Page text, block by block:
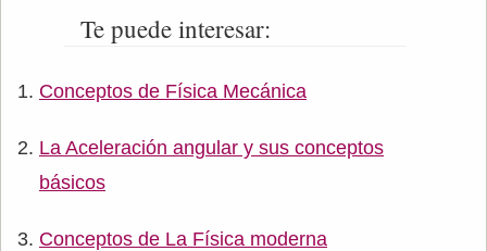
Te puede interesar:
Conceptos de Física Mecánica
La Aceleración angular y sus conceptos
básicos
Conceptos de La Física moderna